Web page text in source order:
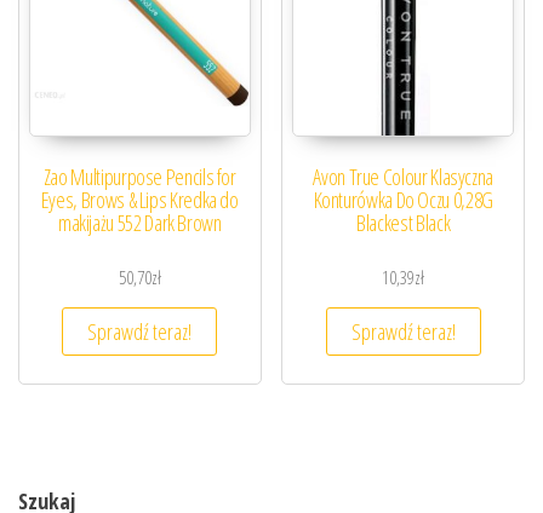
Zao Multipurpose Pencils for
Eyes, Brows & Lips Kredka do
makijażu 552 Dark Brown
50,70zł
Sprawdź teraz!
Avon True Colour Klasyczna
Konturówka Do Oczu 0,28G
Blackest Black
10,39zł
Sprawdź teraz!
Szukaj